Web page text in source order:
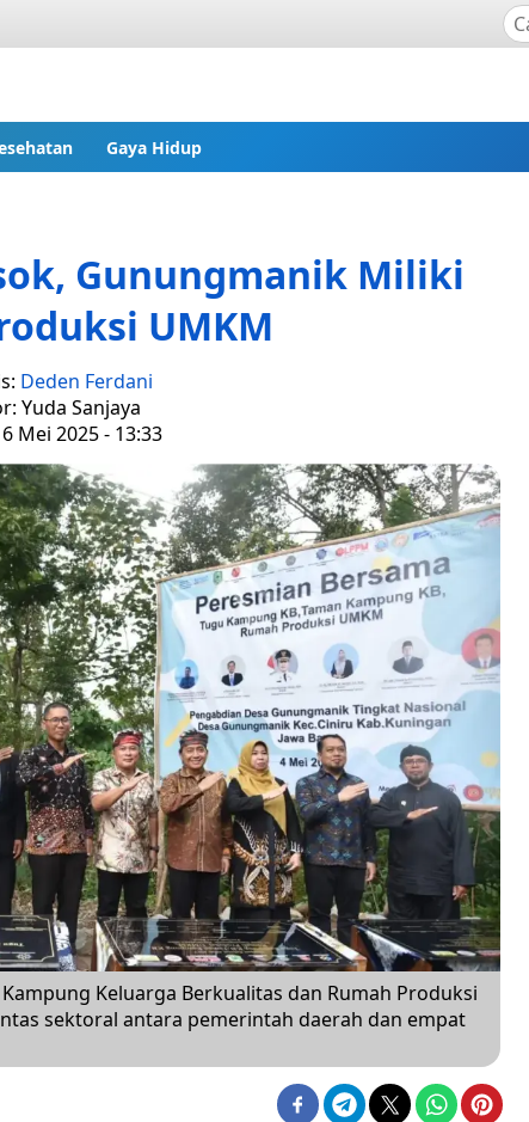
Gaya Hidup
Gunungmanik Miliki
UMKM
Deden Ferdani
Yuda Sanjaya
Mei 2025 - 13:33
Keluarga Berkualitas dan Rumah Produksi
sektoral antara pemerintah daerah dan empat